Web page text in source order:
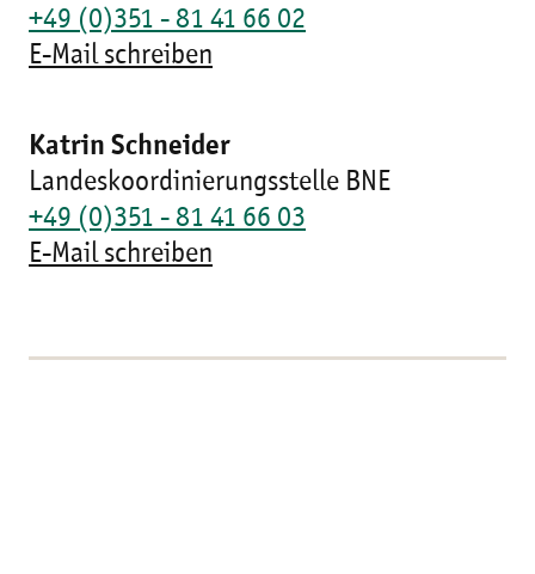
+49 (0)351 - 81 41 66 02
E-Mail schreiben
Katrin Schneider
Landeskoordinierungsstelle BNE
+49 (0)351 - 81 41 66 03
E-Mail schreiben